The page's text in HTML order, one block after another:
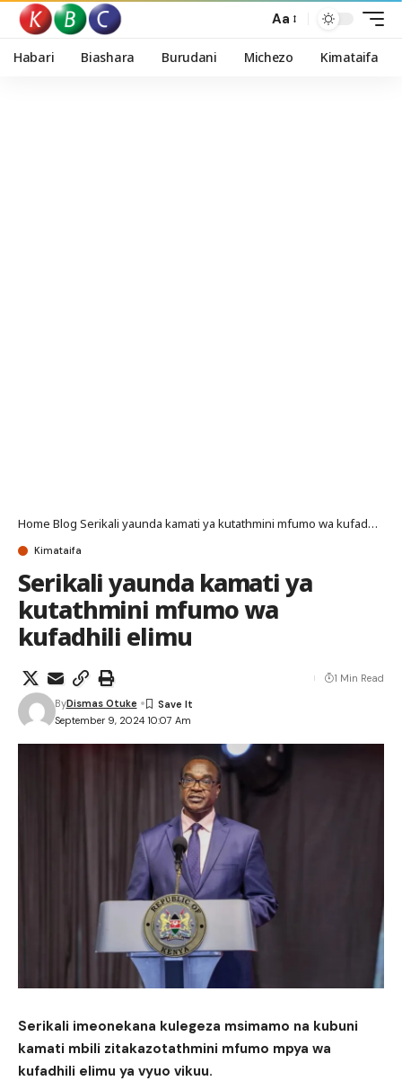
Aa
Habari Biashara Burudani Michezo Kimataifa
Home Blog Serikali yaunda kamati ya kutathmini mfumo wa kufadhili elimu
Kimataifa
Serikali yaunda kamati ya
kutathmini mfumo wa
kufadhili elimu
September 9, 2024 10:07 Am
ByDismas Otuke
1 Min Read
Serikali imeonekana kulegeza msimamo na kubuni
kamati mbili zitakazotathmini mfumo mpya wa
kufadhili elimu ya vyuo vikuu.